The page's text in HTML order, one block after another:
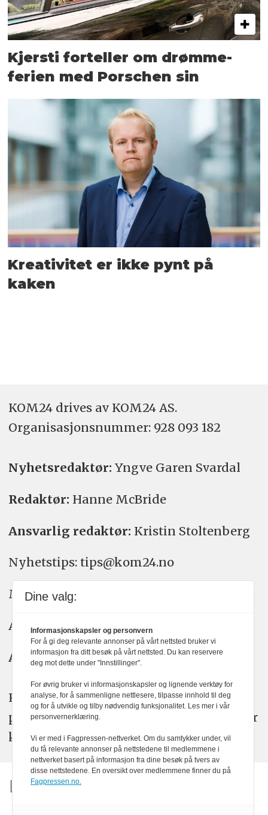
Kjersti forteller om drømme­
ferien med Porschen sin
Kreativitet er ikke pynt på
kaken
KOM24 drives av KOM24 AS.
Organisasjons­nummer: 928 093 182
Nyhetsredaktør: Yngve Garen Svardal
Redaktør: Hanne McBride
Ansvarlig redaktør: Kristin Stoltenberg
Nyhetstips: tips@kom24.no
Meninger: meninger@kom24.no
Annonse: annonse@watchmedia.no
Abonnement:kom24@watchmedia.no
KOM24 arbeider etter Vær Varsom-
plakatens regler for god presseskikk. Her
kan du lese mer omPFUsarbeid.
Dine valg:
Informasjonskapsler og personvern
For å gi deg relevante annonser på vårt nettsted bruker vi
informasjon fra ditt besøk på vårt nettsted. Du kan reservere
deg mot dette under "Innstillinger".
For øvrig bruker vi informasjonskapsler og lignende verktøy for
analyse, for å sammenligne nettlesere, tilpasse innhold til deg
og for å utvikle og tilby nødvendig funksjonalitet. Les mer i vår
personvernerklæring.
Vi er med i Fagpressen-nettverket. Om du samtykker under, vil
du få relevante annonser på nettstedene til medlemmene i
nettverket basert på informasjon fra dine besøk på tvers av
disse nettstedene. En oversikt over medlemmene finner du på
Fagpressen.no.